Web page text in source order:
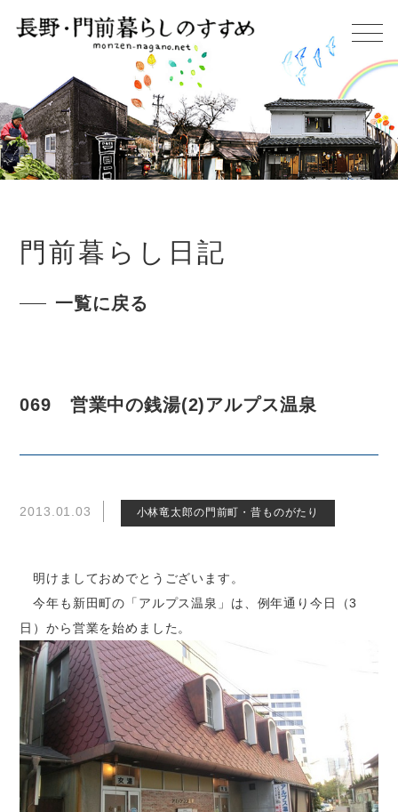
門前暮らし日記
一覧に戻る
069 営業中の銭湯(2)アルプス温泉
2013.01.03 小林竜太郎の門前町・昔ものがたり
明けましておめでとうございます。
今年も新田町の「アルプス温泉」は、例年通り今日（3
日）から営業を始めました。